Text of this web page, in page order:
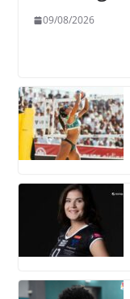
09/08/2026